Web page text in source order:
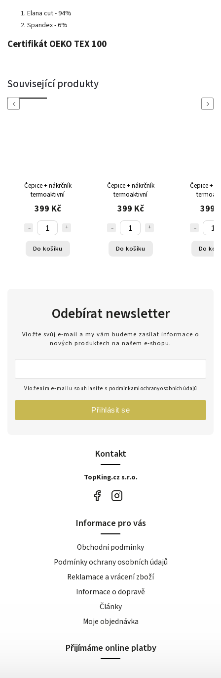
Elana cut - 94%
Spandex - 6%
Certifikát OEKO TEX 100
Související produkty
Previous
Čepice + nákrčník
termoaktivní
399 Kč
Do košíku
Čepice + nákrčník
termoaktivní
399 Kč
Do košíku
Čepice +
399
Do
Next
Kontakt
TopKing.cz s.r.o.
Odebírat newsletter
Vložte svůj e-mail a my vám budeme zasílat informace o
nových produktech na našem e-shopu.
Vložením e-mailu souhlasíte s podmínkami ochrany osobních údajů
Přihlásit se
Informace pro vás
Obchodní podmínky
Podmínky ochrany osobních údajů
Reklamace a vrácení zboží
Informace o dopravě
Články
Moje objednávka
Přijímáme online platby